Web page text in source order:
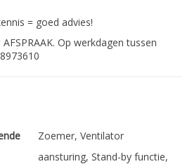
= goed advies!
Op werkdagen tussen
Zoemer, Ventilator
aansturing, Stand-by functie,